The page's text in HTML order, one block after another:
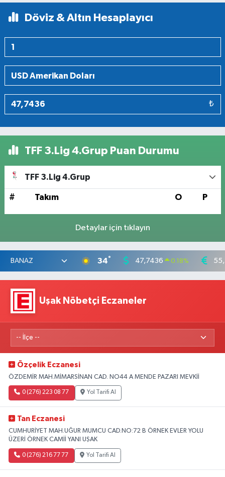
Döviz & Altın Hesaplayıcı
₺
TFF 3.Lig 4.Grup Puan Durumu
TFF 3.Lig 4.Grup
# Takım O P
Detaylar için tıklayın
34° 47,7436 0.18%
Uşak Nöbetçi Eczaneler
Özçelik Eczanesi
ÖZDEMİR MAH.MİMARSİNAN CAD. NO44 A MENDE PAZARI MEVKİİ
0 (276) 223 08 77 Yol Tarifi Al
Tan Eczanesi
CUMHURİYET MAH.UĞUR MUMCU CAD.NO:72 B ÖRNEK EVLER YOLU
ÜZERİ ÖRNEK CAMİİ YANI UŞAK
0 (276) 216 77 77 Yol Tarifi Al